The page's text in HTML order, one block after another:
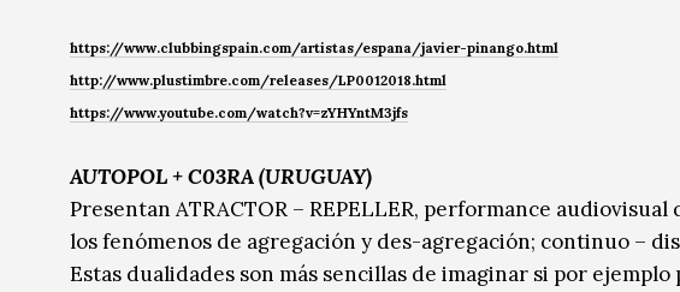
https://www.clubbingspain.com/artistas/espana/javier-pinango.html
http://www.plustimbre.com/releases/LP0012018.html
https://www.youtube.com/watch?v=zYHYntM3jfs
AUTOPOL + C03RA (URUGUAY)
Presentan ATRACTOR – REPELLER, performance
los fenómenos de agregación y des-agregación; continuo –
Estas dualidades son más sencillas de imaginar si por